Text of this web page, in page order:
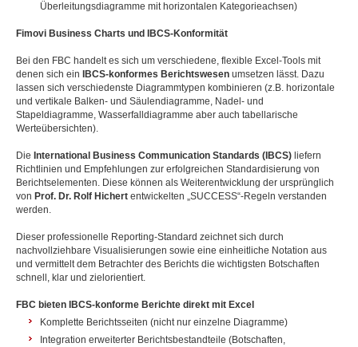
Überleitungsdiagramme mit horizontalen Kategorieachsen)
Fimovi Business Charts und IBCS-Konformität
Bei den FBC handelt es sich um verschiedene, flexible Excel-Tools mit
denen sich ein
IBCS-konformes Berichtswesen umsetzen lässt. Dazu
lassen sich verschiedenste Diagrammtypen kombinieren (z.B. horizontale
und vertikale Balken- und Säulendiagramme, Nadel- und
Stapeldiagramme, Wasserfalldiagramme aber auch tabellarische
Werteübersichten).
Die International Business Communication Standards (IBCS) liefern
Richtlinien und Empfehlungen zur erfolgreichen Standardisierung von
Berichtselementen. Diese können als Weiterentwicklung der ursprünglich
von Prof. Dr. Rolf Hichert entwickelten „SUCCESS“-Regeln verstanden
werden.
Dieser professionelle Reporting-Standard zeichnet sich durch
nachvollziehbare Visualisierungen sowie eine einheitliche Notation aus
und vermittelt dem Betrachter des Berichts die wichtigsten Botschaften
schnell, klar und zielorientiert.
FBC bieten IBCS-konforme Berichte direkt mit Excel
Komplette Berichtsseiten (nicht nur einzelne Diagramme)
Integration erweiterter Berichtsbestandteile (Botschaften,